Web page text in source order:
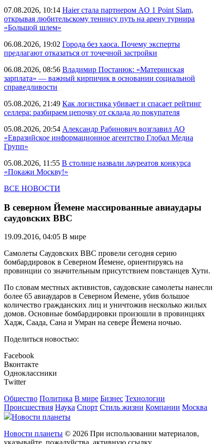
07.08.2026, 10:14 Haier стала партнером AO 1 Point Slam,
открывая любительскому теннису путь на арену турнира
«Большой шлем»
06.08.2026, 19:02 Города без хаоса. Почему эксперты
предлагают отказаться от точечной застройки
06.08.2026, 08:56 Владимир Постанюк: «Материнская
зарплата» — важный кирпичик в основании социальной
справедливости
05.08.2026, 21:49 Как логистика убивает и спасает рейтинг
селлера: разбираем цепочку от склада до покупателя
05.08.2026, 20:54 Александр Рабинович возглавил АО
«Евразийское информационное агентство Глобал Медиа
Групп»
05.08.2026, 11:55 В столице назвали лауреатов конкурса
«Покажи Москву!»
ВСЕ НОВОСТИ
В северном Йемене массированные авиаудары
саудовских ВВС
19.09.2016, 04:05 В мире
Самолеты Саудовских ВВС провели сегодня серию
бомбардировок в Северном Йемене, ориентируясь на
провинции со значительным присутствием повстанцев Хути.
По словам местных активистов, саудовские самолеты нанесли
более 65 авиаударов в Северном Йемене, убив большое
количество гражданских лиц и уничтожив несколько жилых
домов. Основные бомбардировки произошли в провинциях
Хадж, Саада, Сана и Умран на севере Йемена ночью.
Поделиться новостью:
Facebook
Вконтакте
Одноклассники
Twitter
Общество Политика В мире Бизнес Технологии
Происшествия Наука Спорт Стиль жизни Компании Москва
Новости планеты
Новости планеты © 2026 При использовании материалов,